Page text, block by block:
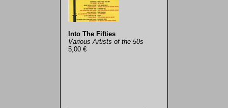
Into The Fifties
Various Artists of the 50s
5,00 €